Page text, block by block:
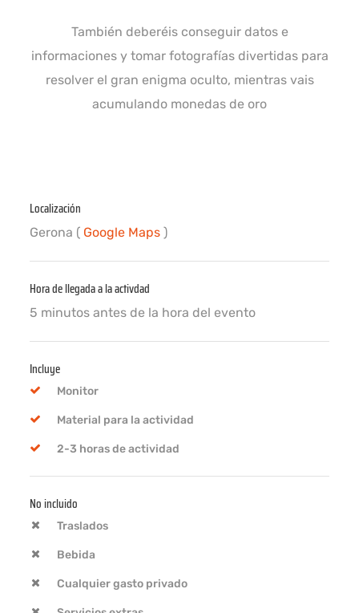
También deberéis conseguir datos e
informaciones y tomar fotografías divertidas para
resolver el gran enigma oculto, mientras vais
acumulando monedas de oro
Localización
Gerona ( Google Maps )
Hora de llegada a la activdad
5 minutos antes de la hora del evento
Incluye
Monitor
Material para la actividad
2-3 horas de actividad
No incluido
Traslados
Bebida
Cualquier gasto privado